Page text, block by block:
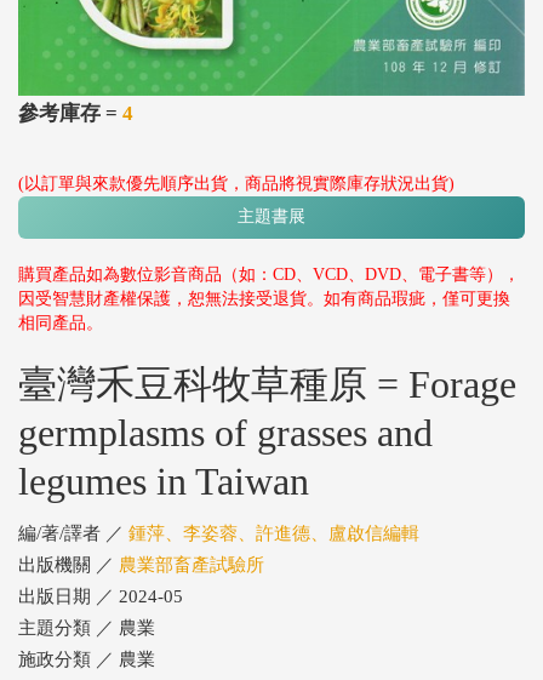
參考庫存 = 4
(以訂單與來款優先順序出貨，商品將視實際庫存狀況出貨)
主題書展
購買產品如為數位影音商品（如：CD、VCD、DVD、電子書等），
因受智慧財產權保護，恕無法接受退貨。如有商品瑕疵，僅可更換
相同產品。
臺灣禾豆科牧草種原 = Forage
germplasms of grasses and
legumes in Taiwan
編/著/譯者 ／ 鍾萍、李姿蓉、許進德、盧啟信編輯
出版機關 ／ 農業部畜產試驗所
出版日期 ／ 2024-05
主題分類 ／ 農業
施政分類 ／ 農業